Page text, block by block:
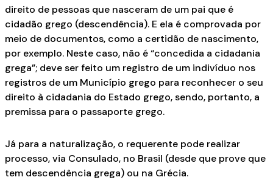
direito de pessoas que nasceram de um pai que é
cidadão grego (descendência). E ela é comprovada por
meio de documentos, como a certidão de nascimento,
por exemplo. Neste caso, não é “concedida a cidadania
grega”; deve ser feito um registro de um indivíduo nos
registros de um Município grego para reconhecer o seu
direito à cidadania do Estado grego, sendo, portanto, a
premissa para o passaporte grego.
Já para a naturalização, o requerente pode realizar
processo, via Consulado, no Brasil (desde que prove que
tem descendência grega) ou na Grécia.